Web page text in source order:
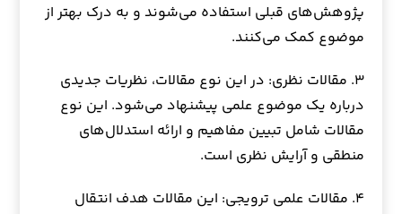
پژوهش‌های قبلی استفاده می‌شوند و به درک بهتر از
موضوع کمک می‌کنند.
۳. مقالات نظری: در این نوع مقالات، نظریات جدیدی
درباره یک موضوع علمی پیشنهاد می‌شود. این نوع
مقالات شامل تبیین مفاهیم و ارائه استدلال‌های
منطقی و آرایش نظری است.
۴. مقالات علمی ترویجی: این مقالات هدف انتقال